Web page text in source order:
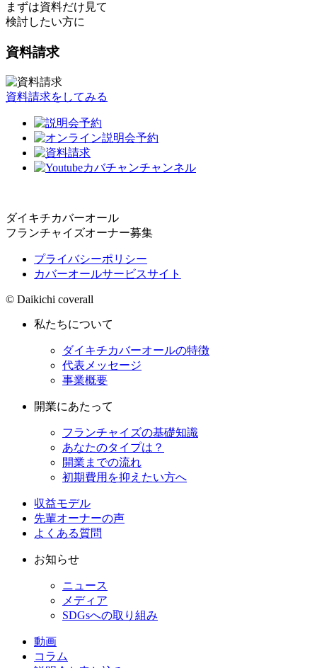
まずは資料だけ見て
検討したい方に
資料請求
資料請求をしてみる
ダイキチカバーオール
フランチャイズオーナー募集
プライバシーポリシー
カバーオールサービスサイト
© Daikichi coverall
私たちについて
ダイキチカバーオールの特徴
代表メッセージ
事業概要
開業にあたって
フランチャイズの基礎知識
あなたのタイプは？
開業までの流れ
初期費用を抑えたい方へ
収益モデル
先輩オーナーの声
よくある質問
お知らせ
ニュース
メディア
SDGsへの取り組み
動画
コラム